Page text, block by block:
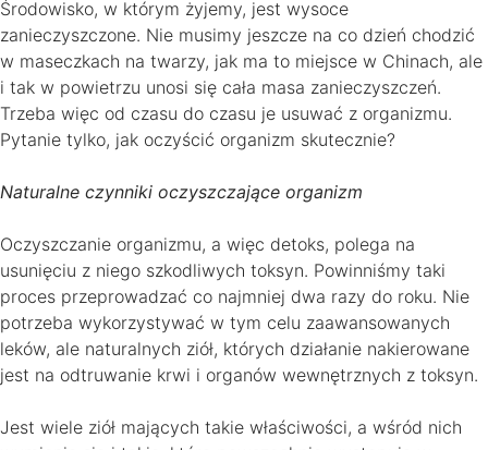
Środowisko, w którym żyjemy, jest wysoce
zanieczyszczone. Nie musimy jeszcze na co dzień chodzić
w maseczkach na twarzy, jak ma to miejsce w Chinach, ale
i tak w powietrzu unosi się cała masa zanieczyszczeń.
Trzeba więc od czasu do czasu je usuwać z organizmu.
Pytanie tylko, jak oczyścić organizm skutecznie?
Naturalne czynniki oczyszczające organizm
Oczyszczanie organizmu, a więc detoks, polega na
usunięciu z niego szkodliwych toksyn. Powinniśmy taki
proces przeprowadzać co najmniej dwa razy do roku. Nie
potrzeba wykorzystywać w tym celu zaawansowanych
leków, ale naturalnych ziół, których działanie nakierowane
jest na odtruwanie krwi i organów wewnętrznych z toksyn.
Jest wiele ziół mających takie właściwości, a wśród nich